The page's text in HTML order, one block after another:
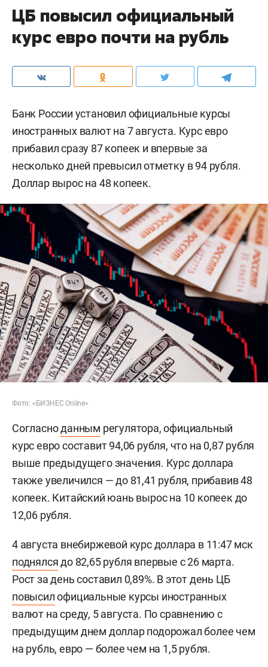
ЦБ повысил официальный
курс евро почти на рубль
Банк России установил официальные курсы
иностранных валют на 7 августа. Курс евро
прибавил сразу 87 копеек и впервые за
несколько дней превысил отметку в 94 рубля.
Доллар вырос на 48 копеек.
Фото: «БИЗНЕС Online»
Согласноданным регулятора, официальный
курс евро составит 94,06 рубля, что на 0,87 рубля
выше предыдущего значения. Курс доллара
также увеличился — до 81,41 рубля, прибавив 48
копеек. Китайский юань вырос на 10 копеек до
12,06 рубля.
4 августа внебиржевой курс доллара в 11:47 мск
поднялсядо 82,65 рубля впервые с 26 марта.
Рост за день составил 0,89%. В этот день ЦБ
повысилофициальные курсы иностранных
валют на среду, 5 августа. По сравнению с
предыдущим днем доллар подорожал более чем
на рубль, евро — более чем на 1,5 рубля.